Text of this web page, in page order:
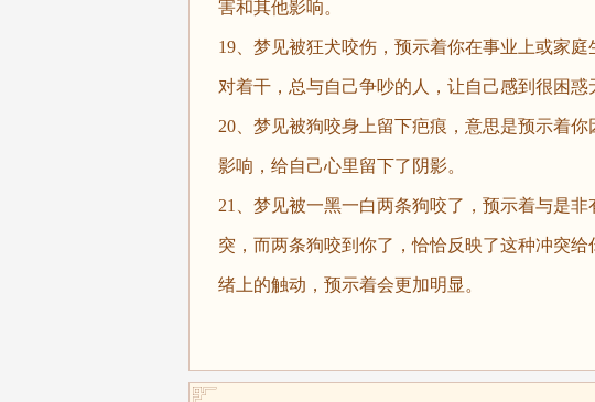
害和其他影响。
19、梦见被狂犬咬伤，预示着你在事业上或家
对着干，总与自己争吵的人，让自己感到很困惑
20、梦见被狗咬身上留下疤痕，意思是预示着
影响，给自己心里留下了阴影。
21、梦见被一黑一白两条狗咬了，预示着与是
突，而两条狗咬到你了，恰恰反映了这种冲突
绪上的触动，预示着会更加明显。